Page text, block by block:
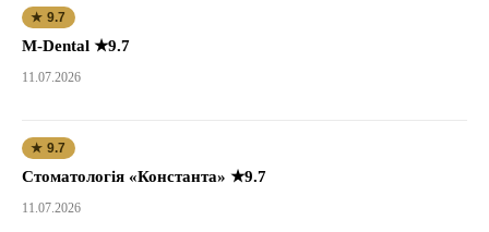
★ 9.7
M-Dental ★9.7
11.07.2026
★ 9.7
Стоматологія «Константа» ★9.7
11.07.2026